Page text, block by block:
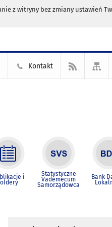
z witryny bez zmiany ustawień
Kontakt
i Statystyczne
Vademecum
Samorządowca
Bank